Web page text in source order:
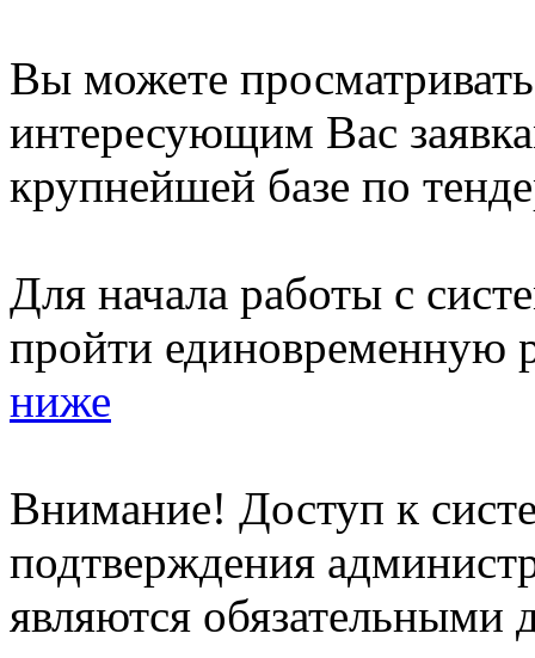
Вы можете
интересующим Вас
крупнейшей базе по
Для начала работы с
пройти единовременную
ниже
Внимание! Доступ к
подтверждения
являются обязательными